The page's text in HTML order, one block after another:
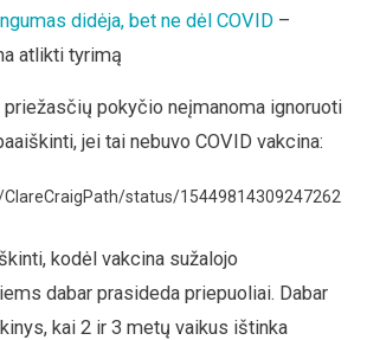
didėja, bet ne dėl COVID –
atlikti tyrimą
pokyčio neįmanoma ignoruoti
jei tai nebuvo COVID vakcina:
status/15449814309247262
kodėl vakcina sužalojo
dabar prasideda priepuoliai. Dabar
kai 2 ir 3 metų vaikus ištinka